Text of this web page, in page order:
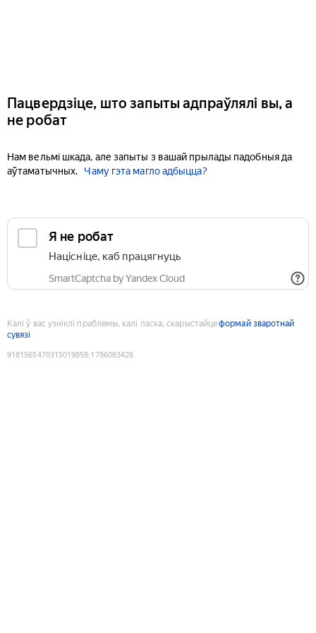
Пацвердзіце, што запыты адпраўлялі вы, а
не робат
Нам вельмі шкада, але запыты з вашай прылады падобныя да
аўтаматычных.
Чаму гэта магло адбыцца?
Я не робат
Націсніце, каб працягнуць
SmartCaptcha by Yandex Cloud
Калі ў вас узніклі праблемы, калі ласка, скарыстайцеформай зваротнай
сувязі
9181565470315019858:1786083428